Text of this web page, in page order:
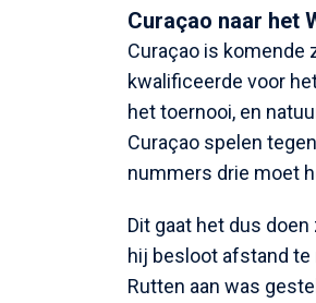
Curaçao naar het
Curaçao is komende
kwalificeerde voor
het toernooi, en
Curaçao spelen
nummers drie moet
Dit gaat het dus
hij besloot afstand
Rutten aan was